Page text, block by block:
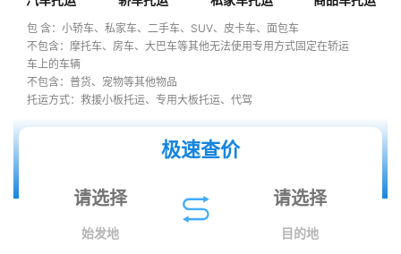
包 含：小轿车、私家车、二手车、SUV、皮卡车、面包车
不包含：摩托车、房车、大巴车等其他无法使用专用方式固定在轿运
车上的车辆
不包含：普货、宠物等其他物品
托运方式：救援小板托运、专用大板托运、代驾
极速查价
始发地 目的地